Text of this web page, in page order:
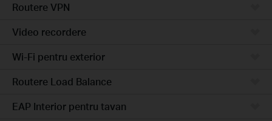
Routere VPN
Video recordere
Wi-Fi pentru exterior
Routere Load Balance
EAP Interior pentru tavan